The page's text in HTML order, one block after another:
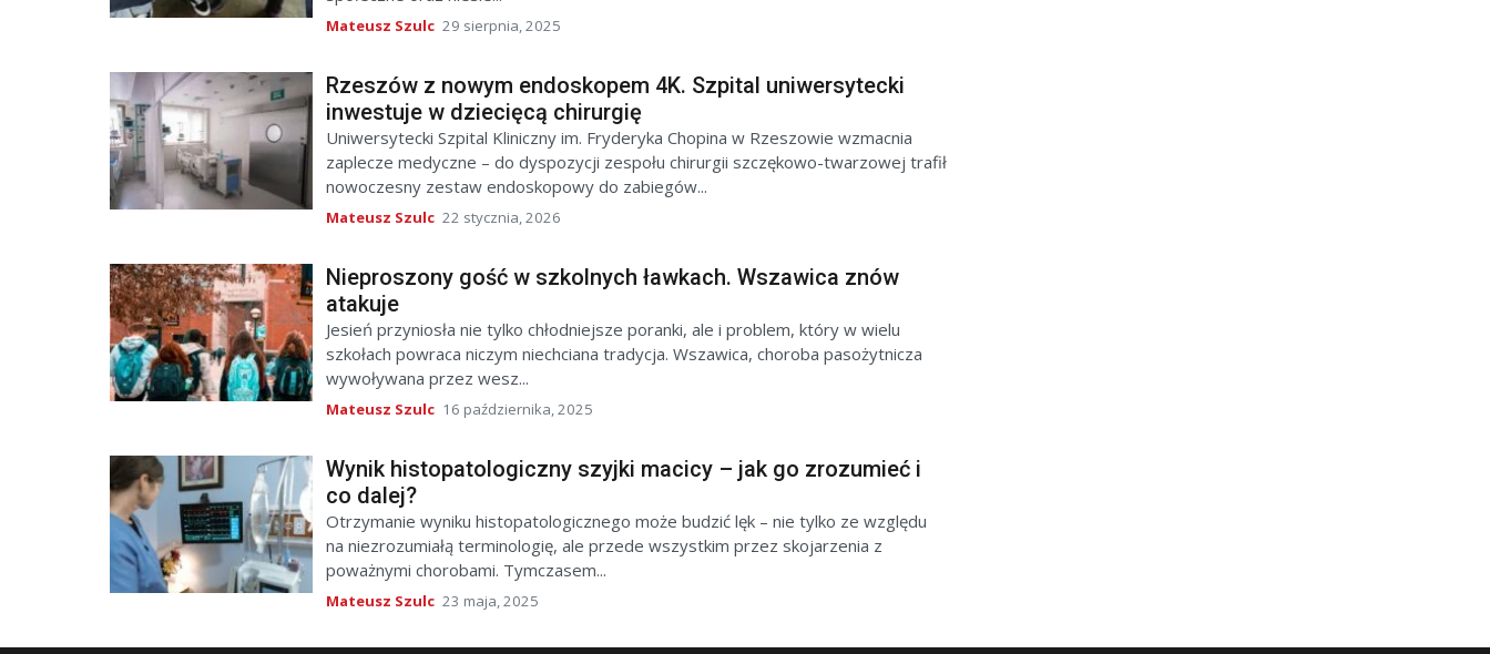
Mateusz Szulc 29 sierpnia, 2025
Rzeszów z nowym endoskopem 4K. Szpital uniwersytecki
inwestuje w dziecięcą chirurgię
Uniwersytecki Szpital Kliniczny im. Fryderyka Chopina w Rzeszowie wzmacnia
zaplecze medyczne – do dyspozycji zespołu chirurgii szczękowo-twarzowej trafił
nowoczesny zestaw endoskopowy do zabiegów...
Mateusz Szulc 22 stycznia, 2026
Nieproszony gość w szkolnych ławkach. Wszawica znów
atakuje
Jesień przyniosła nie tylko chłodniejsze poranki, ale i problem, który w wielu
szkołach powraca niczym niechciana tradycja. Wszawica, choroba pasożytnicza
wywoływana przez wesz...
Mateusz Szulc 16 października, 2025
Wynik histopatologiczny szyjki macicy – jak go zrozumieć i
co dalej?
Otrzymanie wyniku histopatologicznego może budzić lęk – nie tylko ze względu
na niezrozumiałą terminologię, ale przede wszystkim przez skojarzenia z
poważnymi chorobami. Tymczasem...
Mateusz Szulc 23 maja, 2025